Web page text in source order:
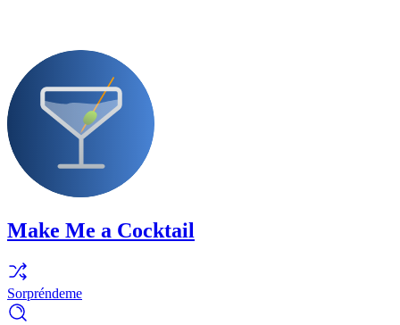
Make Me a Cocktail
Sorpréndeme